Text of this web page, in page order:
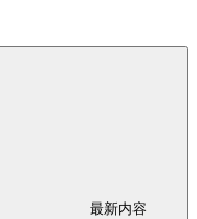
最新内容